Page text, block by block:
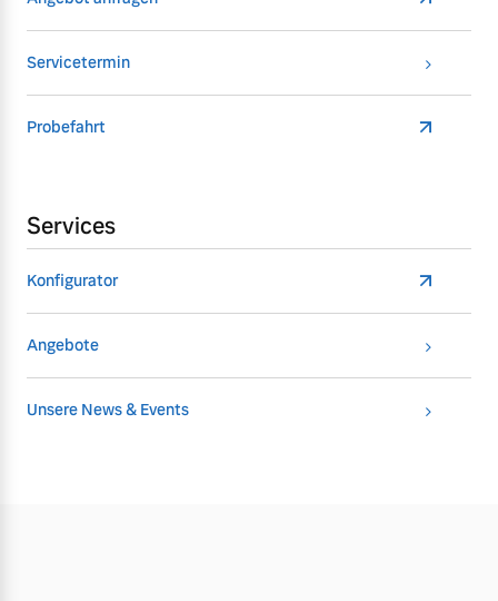
Servicetermin
Probefahrt
Services
Konfigurator
Angebote
Unsere News & Events